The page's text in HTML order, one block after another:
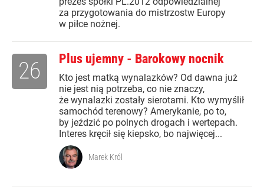
za przygotowania do mistrzostw Europy
w piłce nożnej.
Plus ujemny - Barokowy nocnik
Kto jest matką wynalazków? Od dawna już
nie jest nią potrzeba, co nie znaczy,
że wynalazki zostały sierotami. Kto wymyślił
samochód terenowy? Amerykanie, po to,
by jeździć po polnych drogach i wertepach.
Interes kręcił się kiepsko, bo najwięcej...
26
Marek Król